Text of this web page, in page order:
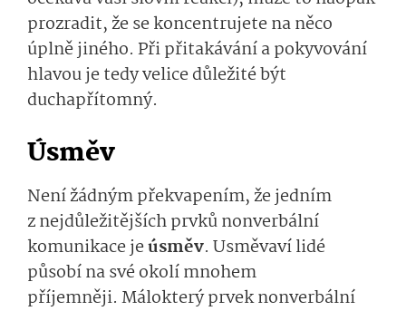
prozradit, že se koncentrujete na něco
úplně jiného. Při přitakávání a pokyvování
hlavou je tedy velice důležité být
duchapřítomný.
Úsměv
Není žádným překvapením, že jedním
z nejdůležitějších prvků nonverbální
komunikace jeúsměv. Usměvaví lidé
působí na své okolí mnohem
příjemněji. Má­lokterý prvek nonverbální